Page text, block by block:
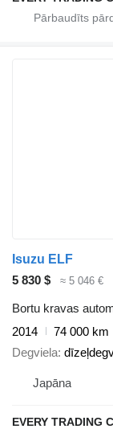
Isuzu ELF
5 830 $
≈ 5 046 €
Bortu kravas
2014
74 000 km
Degviela
Japāna
EVERY TRADING